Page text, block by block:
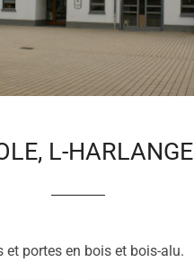
L-HARLANGE
et portes en bois et bois-alu.